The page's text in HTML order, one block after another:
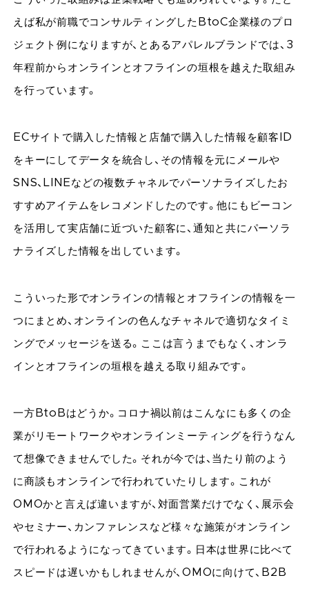
えば私が前職でコンサルティングしたBtoC企業様のプロ
ジェクト例になりますが、とあるアパレルブランドでは、3
年程前からオンラインとオフラインの垣根を越えた取組み
を行っています。
ECサイトで購入した情報と店舗で購入した情報を顧客ID
をキーにしてデータを統合し、その情報を元にメールや
SNS、LINEなどの複数チャネルでパーソナライズしたお
すすめアイテムをレコメンドしたのです。他にもビーコン
を活用して実店舗に近づいた顧客に、通知と共にパーソラ
ナライズした情報を出しています。
こういった形でオンラインの情報とオフラインの情報を一
つにまとめ、オンラインの色んなチャネルで適切なタイミ
ングでメッセージを送る。ここは言うまでもなく、オンラ
インとオフラインの垣根を越える取り組みです。
一方BtoBはどうか。コロナ禍以前はこんなにも多くの企
業がリモートワークやオンラインミーティングを行うなん
て想像できませんでした。それが今では、当たり前のよう
に商談もオンラインで行われていたりします。これが
OMOかと言えば違いますが、対面営業だけでなく、展示会
やセミナー、カンファレンスなど様々な施策がオンライン
で行われるようになってきています。日本は世界に比べて
スピードは遅いかもしれませんが、OMOに向けて、B2B